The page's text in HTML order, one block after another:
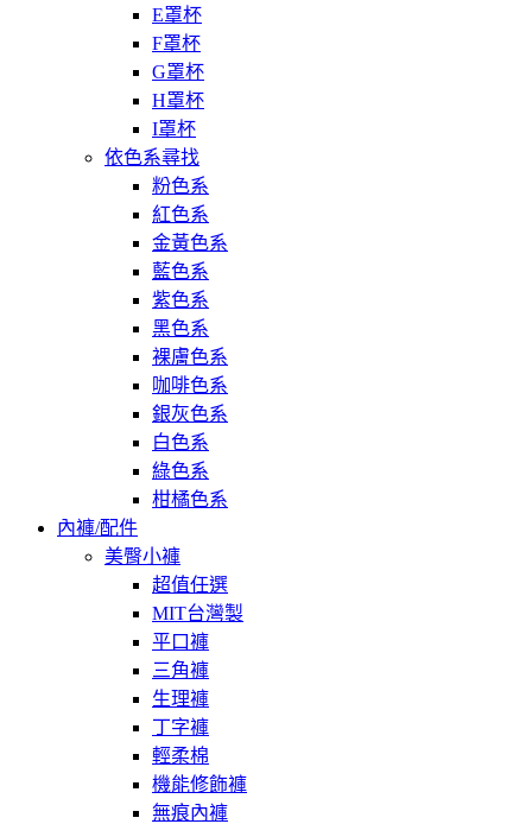
E罩杯
F罩杯
G罩杯
H罩杯
I罩杯
依色系尋找
粉色系
紅色系
金黃色系
藍色系
紫色系
黑色系
裸膚色系
咖啡色系
銀灰色系
白色系
綠色系
柑橘色系
內褲/配件
美臀小褲
超值任選
MIT台灣製
平口褲
三角褲
生理褲
丁字褲
輕柔棉
機能修飾褲
無痕內褲